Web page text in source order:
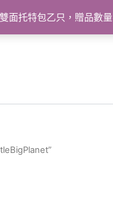
面托特包乙只，贈品數